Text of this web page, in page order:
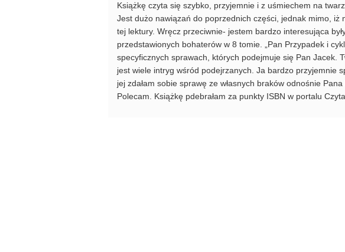
Książkę czyta się szybko, przyjemnie i z uśmiechem na
Jest dużo nawiązań do poprzednich części, jednak mimo, iż
tej lektury. Wręcz przeciwnie- jestem bardzo interesująca
przedstawionych bohaterów w 8 tomie. „Pan Przypadek i
specyficznych sprawach, których podejmuje się Pan Jacek.
jest wiele intryg wśród podejrzanych. Ja bardzo przyjemnie
jej zdałam sobie sprawę ze własnych braków odnośnie
Polecam. Książkę pdebrałam za punkty ISBN w portalu